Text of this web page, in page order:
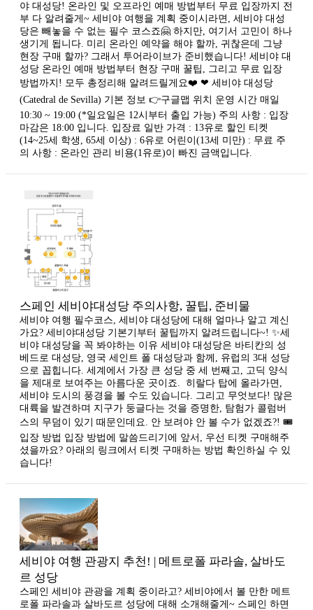
야 대성당! 온라인 및 오프라인 예매 방법부터 무료 입장까지 전
부 다 알려줄게~ 세비야 여행을 계획 중이시라면, 세비야 대성
당은 빼놓을 수 없는 필수 코스죠🤗 하지만, 여기서 고민이 하나
생기게 됩니다. 미리 온라인 예약을 해야 할까, 귀찮은데 그냥
현장 구매 할까? 그래서 투어라이브가 준비했습니다! 세비야 대
성당 온라인 예매 방법부터 현장 구매 꿀팁, 그리고 무료 입장
방법까지! 모두 총정리해 알려드릴게요❤️ ❤ 세비야 대성당
(Catedral de Sevilla) 기본 정보 👉구글맵 위치 운영 시간 매일
10:30 ~ 19:00 (*일요일은 12시부터 출입 가능) 주의 사항 : 입장
마감은 18:00 입니다. 입장료 일반 가격 : 13유로 할인 티켓
(14~25세 학생, 65세 이상) : 6유로 어린이(13세 미만) : 무료 주
의 사항 : 온라인 관리 비용(1유로)이 빠진 금액입니다.
스페인 세비야대성당 주의사항, 꿀팁, 준비물
세비야 여행 필수코스, 세비야 대성당에 대해 얼마나 알고 계신
가요? 세비야대성당 기본기부터 꿀팁까지 알려드립니다~! ✨세
비야 대성당을 꼭 봐야하는 이유 세비야 대성당은 바티칸의 성
베드로 대성당, 영국 세인트 폴 대성당과 함께, 유럽의 3대 성당
으로 꼽힙니다. 세계에서 가장 큰 성당 중 세 번째고, 고딕 양식
을 제대로 보여주는 아름다운 곳이죠. ​ 히랄다 탑에 올라가면,
세비야 도시의 풍경을 볼 수도 있습니다. 그리고 무엇보다! 많은
대륙을 발견하며 지구가 둥글다는 것을 증명한, 탐험가 콜럼버
스의 무덤이 있기 때문인데요. 안 보려야 안 볼 수가 없겠죠?! 🎟️
입장 방법 입장 방법에 말씀드리기에 앞서, 우선 티켓 구매해주
셨을까요? 아래의 링크에서 티켓 구매하는 방법 확인하실 수 있
습니다!
세비야 여행 관광지 추천! | 메트로폴 파라솔, 살바도
르 성당
스페인 세비야 관광을 계획 중이라고? 세비야에서 볼 만한 메트
로폴 파라솔과 살바도르 성당에 대해 소개해줄게~ 스페인 하면